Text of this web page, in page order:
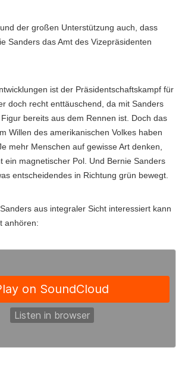
der großen Unterstützung auch, dass
Sanders das Amt des Vizepräsidenten
ist der Präsidentschaftskampf für
doch recht enttäuschend, da mit Sanders
bereits aus dem Rennen ist. Doch das
Willen des amerikanischen Volkes haben
mehr Menschen auf gewisse Art denken,
ein magnetischer Pol. Und Bernie Sanders
entscheidendes in Richtung grün bewegt.
aus integraler Sicht interessiert kann
anhören: